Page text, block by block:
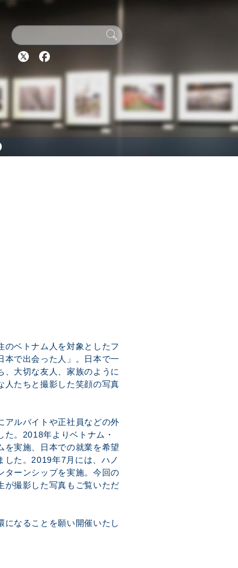
Twitter
のベトナム人を対象としたフ
本で出会った人」。日本で一
大切な友人、家族のように
人たちと撮影した笑顔の写真
アルバイトや正社員などの外
た。2018年よりベトナム・
を実施、日本での就業を希望
した。2019年7月には、ハノ
ターンシップを実施。今回の
が撮影した写真もご覧いただ
なることを願い開催いたし